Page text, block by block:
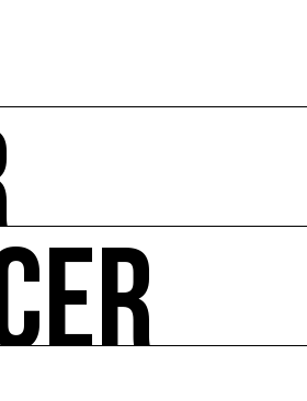
et de l'écologie : manifestations,